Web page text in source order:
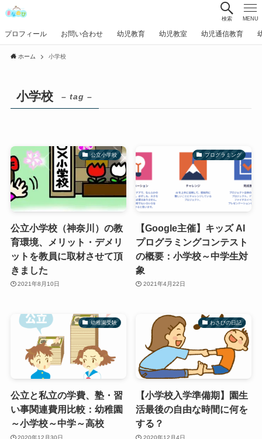
検索 MENU
プロフィール お問い合わせ 幼児教育 幼児教室 幼児通信教育
ホーム 小学校
小学校 – tag –
公立小学校
公立小学校（神奈川）の教
育環境、メリット・デメリ
ットを教員に取材させて頂
きました
2021年8月10日
プログラミング
【Google主催】キッズ AI
プログラミングコンテスト
の概要：小学校～中学生対
象
2021年4月22日
幼稚園受験
公立と私立の学費、塾・習
い事関連費用比較：幼稚園
～小学校～中学～高校
2020年12月30日
わさびの日記
【小学校入学準備期】園生
活最後の自由な時間に何を
する？
2020年12月4日